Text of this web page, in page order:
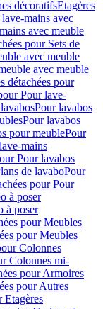
décoratifsEtagères
lave-mains avec
avec meuble
pour Sets de
avec meuble
avec meuble
détachées pour
Pour lave-
Pour lavabos
Pour lavabos
pour meublePour
mains
Pour lavabos
de lavaboPour
pour Pour
à poser
à poser
pour Meubles
pour Meubles
Colonnes
Colonnes mi-
pour Armoires
pour Autres
Etagères